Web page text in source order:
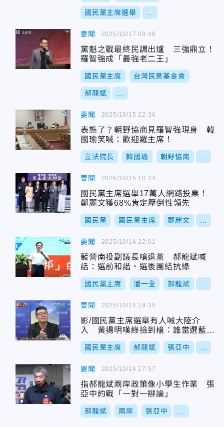
國民黨主席選舉
要聞
黨魁之戰最終民調出爐 三強鼎立！
羅智強成「最強老二王」
國民黨主席 台灣民意基金會
郝龍斌
2025/10/17 09:48
要聞
表態了？朝野協商見羅智強現身 韓
國瑜笑喊：歡迎羅主席！
立法院長 韓國瑜 朝野協商
2025/10/15 22:36
要聞
國民黨主席選舉17萬人網路投票！
鄭麗文獲68%肯定壓倒性領先
國民黨 國民黨主席 鄭麗文
2025/10/15 10:24
要聞
藍營南投副議長嗆退黨 郝龍斌喊
話：選前和諧、選後團結抗綠
國民黨主席 潘一全 郝龍斌
2025/10/14 22:01
要聞
影/國民黨主席選舉有人喊大陸介
入 黃揚明嘆綠撿到槍：誰當選藍都
輸了
國民黨主席 郝龍斌 張亞中
2025/10/14 19:35
要聞
指郝龍斌兩岸政策像小學生作業 張
亞中約戰「一對一辯論」
郝龍斌 兩岸 張亞中
2025/10/14 17:57